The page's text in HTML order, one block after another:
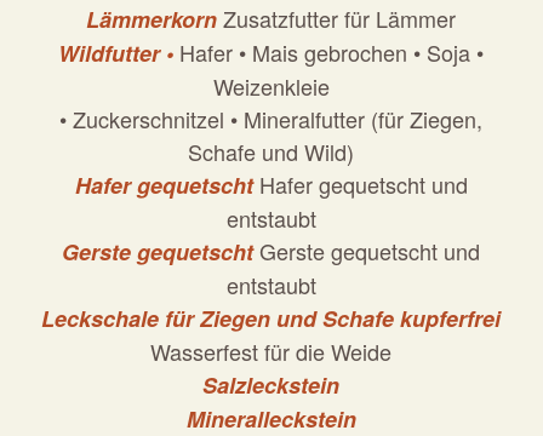
LämmerkornZusatzfutter für Lämmer
Wildfutter • Hafer • Mais gebrochen • Soja •
Weizenkleie
• Zuckerschnitzel • Mineralfutter (für Ziegen,
Schafe und Wild)
Hafer gequetschtHafer gequetscht und
entstaubt
Gerste gequetschtGerste gequetscht und
entstaubt
Leckschale für Ziegen und Schafe kupferfrei
Wasserfest für die Weide
Salzleckstein
Mineralleckstein